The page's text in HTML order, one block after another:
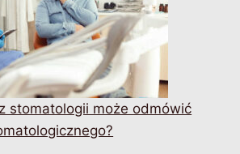
stomatologii może odmówić